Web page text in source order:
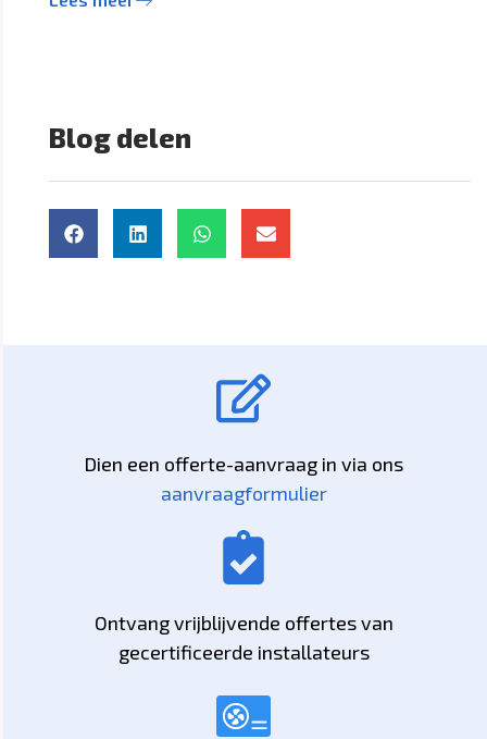
Blog delen
Dien een offerte-aanvraag in via ons
aanvraagformulier
Ontvang vrijblijvende offertes van
gecertificeerde installateurs